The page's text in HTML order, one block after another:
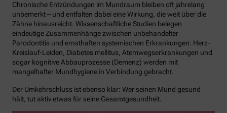
Chronische Entzündungen im Mundraum bleiben oft jahrelang
unbemerkt – und entfalten dabei eine Wirkung, die weit über die
Zähne hinausreicht. Wissenschaftliche Studien belegen
eindeutige Zusammenhänge zwischen unbehandelter
Parodontitis und ernsthaften systemischen Erkrankungen: Herz-
Kreislauf-Leiden, Diabetes mellitus, Atemwegserkrankungen und
sogar kognitive Abbauprozesse (Demenz) werden mit
mangelhafter Mundhygiene in Verbindung gebracht.
Der Umkehrschluss ist ebenso klar: Wer seinen Mund gesund
hält, tut aktiv etwas für seine Gesamtgesundheit.